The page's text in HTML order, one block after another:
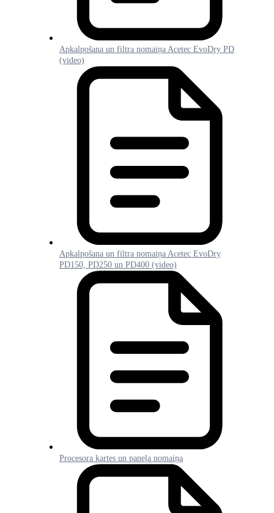
Apkalpošana un filtra nomaiņa Acetec EvoDry PD
(video)
Apkalpošana un filtra nomaiņa Acetec EvoDry
PD150, PD250 un PD400 (video)
Procesora kartes un paneļa nomaiņa